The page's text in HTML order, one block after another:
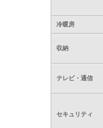
冷暖房
収納
テレビ・通信
セキュリティ